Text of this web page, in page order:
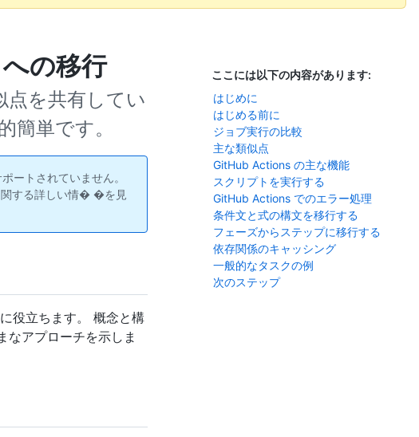
の移行
ここには以下の内容があります:
はじめに
はじめる前に
ジョブ実行の比較
主な類似点
GitHub Actions の主な機能
スクリプトを実行する
GitHub Actions でのエラー処理
条件文と式の構文を移行する
フェーズからステップに移行する
依存関係のキャッシング
一般的なタスクの例
次のステップ
を共有してい
単です。
ートされていません。
関する詳しい情� �を見
役立ちます。 概念と構
なアプローチを示しま